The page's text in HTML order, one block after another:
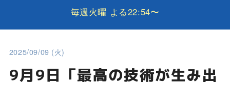
毎週火曜 よる22:54〜
2025/09/09 (火)
9月9日「最高の技術が生み出